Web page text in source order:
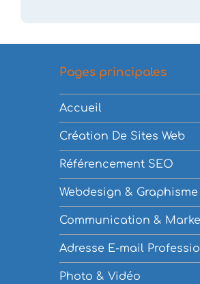
Pages principales
Accueil
Création De Sites Web
Référencement SEO
Webdesign & Graphisme
Communication &
Adresse E-mail
Photo & Vidéo